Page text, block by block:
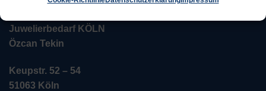
Juwelierbedarf KÖLN
Özcan Tekin
Keupstr. 52 – 54
51063 Köln